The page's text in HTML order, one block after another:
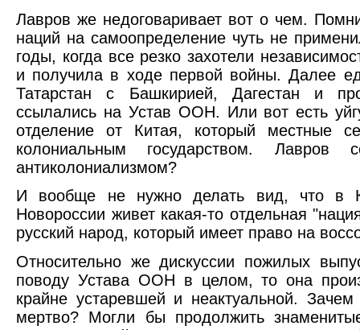
Лавров же недоговаривает вот о чем.
наций на самоопределение чуть не
годы, когда все резко захотели
и получила в ходе первой войны. Далее
Татарстан с Башкирией, Дагестан и
ссылались на Устав ООН. Или вот есть
отделение от Китая, который местные
колониальным государством. Лавров
антиколониализмом?
И вообще не нужно делать вид, что в
Новороссии живет какая-то отдельная
русский народ, который имеет право на
Относительно же дискуссии пожилых
поводу Устава ООН в целом, то она
крайне устаревшей и неактуальной.
мертво? Могли бы продолжить